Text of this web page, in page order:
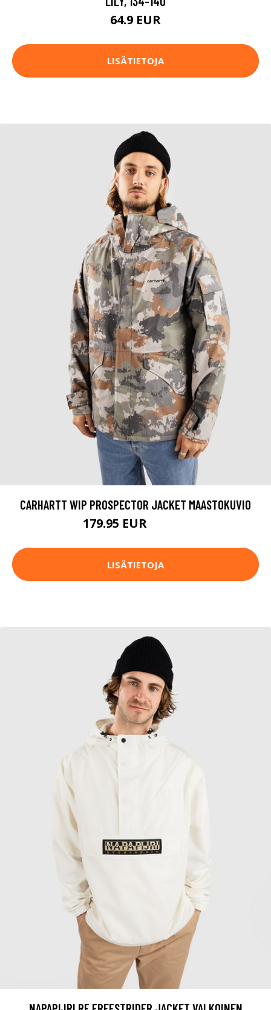
64.9 EUR
LISÄTIETOJA
CARHARTT WIP PROSPECTOR JACKET MAASTOKUVIO
179.95 EUR
LISÄTIETOJA